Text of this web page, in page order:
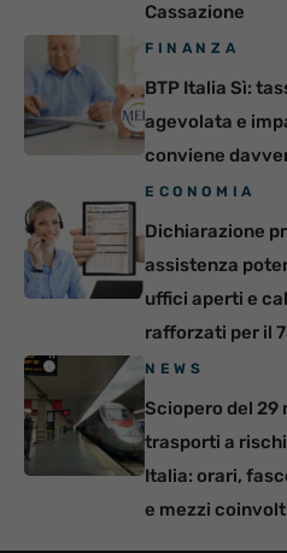
Cassazione
FINANZA
BTP Italia Sì:
agevolata e
conviene
ECONOMIA
Dichiarazione
assistenza
uffici aperti e
rafforzati per il
NEWS
Sciopero del 29
trasporti a
Italia: orari,
e mezzi